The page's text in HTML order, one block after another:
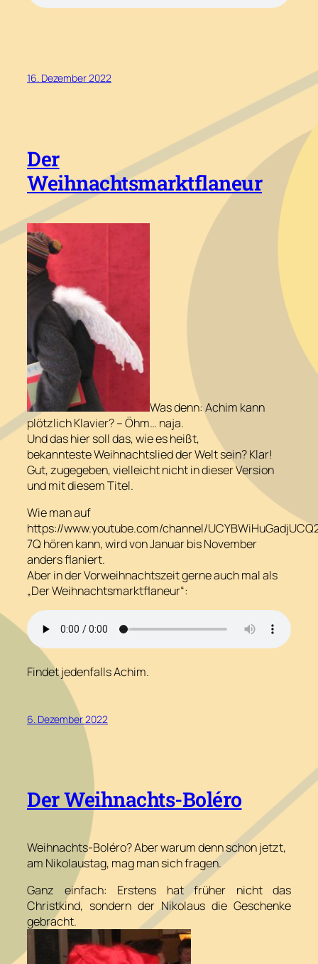
16. Dezember 2022
Der
Weihnachtsmarktflaneur
Was denn: Achim kann
plötzlich Klavier? – Öhm… naja.
Und das hier soll das, wie es heißt,
bekannteste Weihnachtslied der Welt sein? Klar!
Gut, zugegeben, vielleicht nicht in dieser Version
und mit diesem Titel.
Wie man auf
https://www.youtube.com/channel/
7Q hören kann, wird von Januar bis November
anders flaniert.
Aber in der Vorweihnachtszeit gerne auch mal als
„Der Weihnachtsmarktflaneur“:
Findet jedenfalls Achim.
6. Dezember 2022
Der Weihnachts-Boléro
Weihnachts-Boléro? Aber warum denn schon jetzt,
am Nikolaustag, mag man sich fragen.
Ganz einfach: Erstens hat früher nicht das
Christkind, sondern der Nikolaus die Geschenke
gebracht.